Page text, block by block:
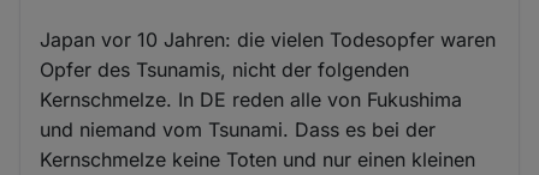
Japan vor 10 Jahren: die vielen Todesopfer waren
Opfer des Tsunamis, nicht der folgenden
Kernschmelze. In DE reden alle von Fukushima
und niemand vom Tsunami. Dass es bei der
Kernschmelze keine Toten und nur einen kleinen